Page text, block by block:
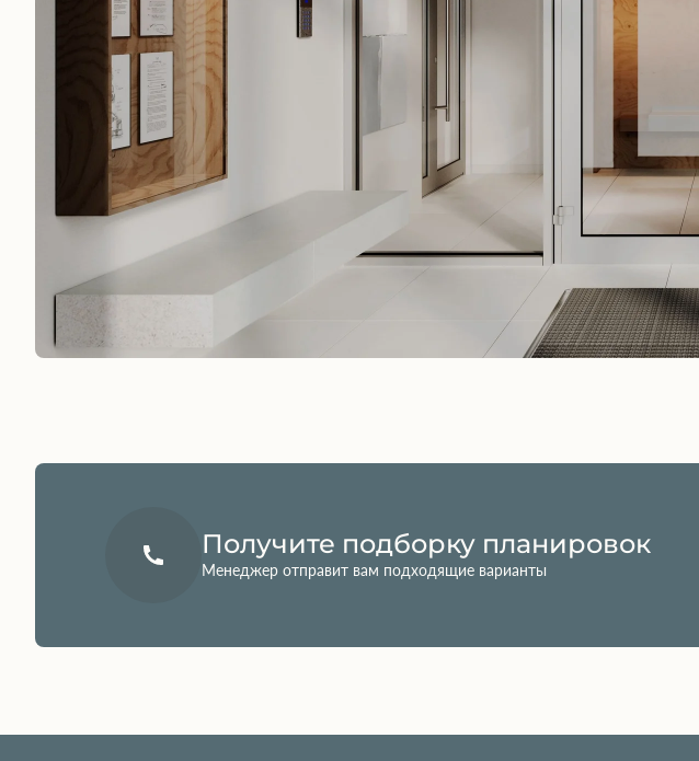
Получите подборку планировок
Менеджер отправит вам подходящие варианты